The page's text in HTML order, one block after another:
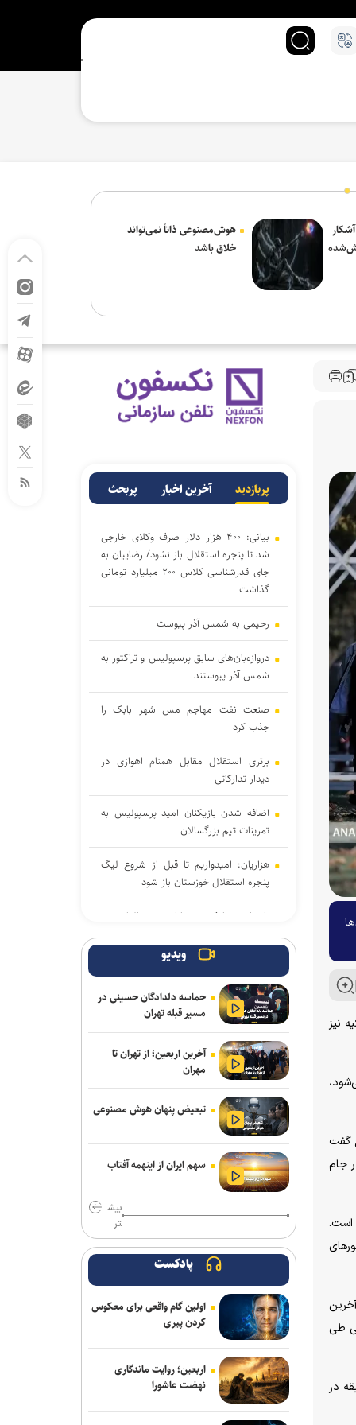
هوش‌مصنوعی ذاتاً نمی‌تواند
خلاق باشد
نیز
گفت
جام
است.
طی
در
پربازدید آخرین اخبار پربحث
بیانی: ۴۰۰ هزار دلار صرف وکلای خارجی
شد تا پنجره استقلال باز نشود/ رضاییان به
جای قدرشناسی کلاس ۲۰۰ میلیارد تومانی
گذاشت
رحیمی به شمس آذر پیوست
دروازه‌بان‌های سابق پرسپولیس و تراکتور به
شمس آذر پیوستند
صنعت نفت مهاجم مس شهر بابک را
جذب کرد
برتری استقلال مقابل همنام اهوازی در
دیدار تدارکاتی
اضافه شدن بازیکنان امید پرسپولیس به
تمرینات تیم بزرگسالان
هزاریان: امیدواریم تا قبل از شروع لیگ
پنجره استقلال خوزستان باز شود
تاجدار و صادقی دستیاران جدید الهامی در
پیکان
دانایی دوباره خیبری شد
تناقض در بودجه باشگاه سپاهان؛ رشد ۲۵
درصدی یا کاهش چشم‌گیر بودجه فوتبال؟
فلاح به صنعت نفت پیوست
مدیرعامل پرسپولیس سفیر افتخاری
چوگان شد
مدال طلای زارعی در بلاروس/ دومین
رکوردشکنی دونده ایران در آستانه بازی‌های
باختر: انتقال قرضی بازیکن بدون ثبت
قرارداد تخلف است/ استقلال با مجازاتی
ماجرای پیشنهاد سهراب بختیاری زاده به
سردار آزمون چیست؟/ وعده پوچی که به
سرمربی استقلال داده شد
تمرینات نارنجی پوشان از هفته آینده
ویدیو
حماسه دلدادگان حسینی در
مسیر قبله تهران
آخرین اربعین؛ از تهران تا
مهران
تبعیض پنهان هوش مصنوعی
سهم ایران از اینهمه آفتاب
بیش
تر
پادکست
اولین گام واقعی برای معکوس
کردن پیری
اربعین؛ روایت ماندگاری
نهضت عاشورا